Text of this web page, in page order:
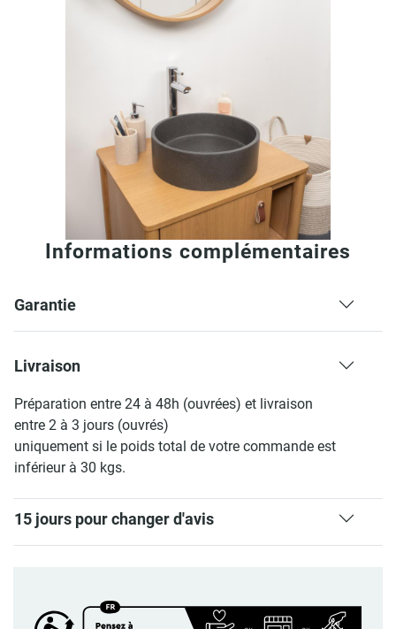
Informations complémentaires
Garantie
Livraison
Préparation entre 24 à 48h (ouvrées) et livraison
entre 2 à 3 jours (ouvrés)
uniquement si le poids total de votre commande est
inférieur à 30 kgs.
15 jours pour changer d'avis